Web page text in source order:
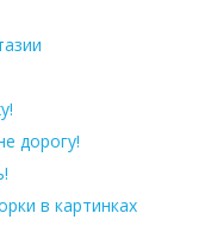
дорогу!
в картинках